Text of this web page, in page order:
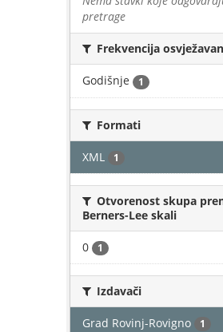
pretrage
Frekvencija
Godišnje 1
Formati
XML 1
Otvorenost skupa
Berners-Lee skali
0 1
Izdavači
Grad Rovinj-Rovigno 1